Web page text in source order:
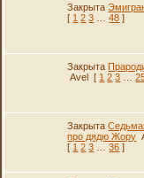
Закрыта
[ 1 2 3 48 ]
Закрыта
Avel [ 1 2 3
Закрыта
про дядю Жору
[ 1 2 3 36 ]